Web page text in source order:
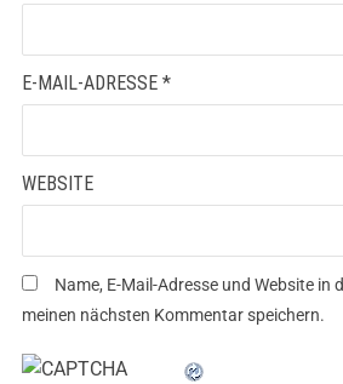
E-MAIL-ADRESSE *
WEBSITE
Name, E-Mail-Adresse und Website in
meinen nächsten Kommentar speichern.